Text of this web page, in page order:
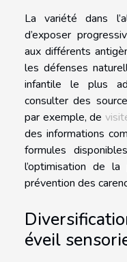
La variété dans
d’exposer
aux différents
les défenses
infantile le plus
consulter des
par exemple, de
des informations
formules
l’optimisation de
prévention des
éveil